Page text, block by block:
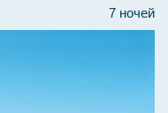
7 ночей